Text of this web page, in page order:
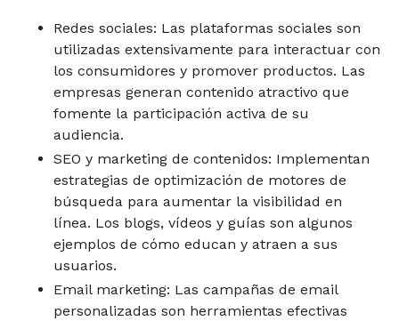
Redes sociales: Las plataformas sociales son
utilizadas extensivamente para interactuar con
los consumidores y promover productos. Las
empresas generan contenido atractivo que
fomente la participación activa de su
audiencia.
SEO y marketing de contenidos: Implementan
estrategias de optimización de motores de
búsqueda para aumentar la visibilidad en
línea. Los blogs, vídeos y guías son algunos
ejemplos de cómo educan y atraen a sus
usuarios.
Email marketing: Las campañas de email
personalizadas son herramientas efectivas